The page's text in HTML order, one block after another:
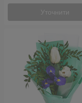
Уточнити